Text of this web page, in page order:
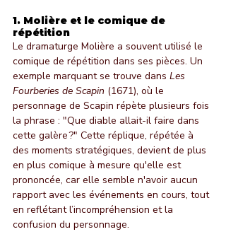
1. Molière et le comique de
répétition
Le dramaturge Molière a souvent utilisé le
comique de répétition dans ses pièces. Un
exemple marquant se trouve dans Les
Fourberies de Scapin (1671), où le
personnage de Scapin répète plusieurs fois
la phrase : "Que diable allait-il faire dans
cette galère ?" Cette réplique, répétée à
des moments stratégiques, devient de plus
en plus comique à mesure qu'elle est
prononcée, car elle semble n'avoir aucun
rapport avec les événements en cours, tout
en reflétant l’incompréhension et la
confusion du personnage.